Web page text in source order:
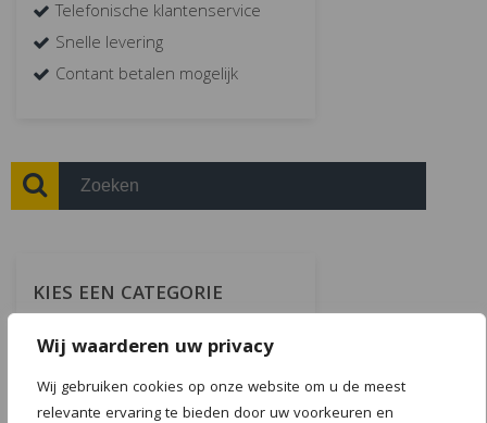
Wij waarderen uw privacy
Wij gebruiken cookies op onze website om u de meest
relevante ervaring te bieden door uw voorkeuren en
Telefonische klantenservice
Snelle levering
Contant betalen mogelijk
KIES EEN CATEGORIE